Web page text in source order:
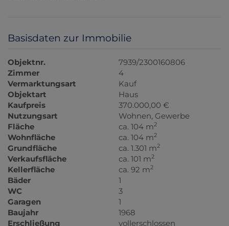
Basisdaten zur Immobilie
Objektnr.
7939/2300160806
Zimmer
4
Vermarktungsart
Kauf
Objektart
Haus
Kaufpreis
370.000,00 €
Nutzungsart
Wohnen Gewerbe
Fläche
ca. 104 m2
Wohnfläche ca. 104 m2
Grundfläche ca. 1.301 m2
Verkaufsfläche ca. 101 m2
Kellerfläche ca. 92 m2
Bäder
1
WC
3
Garagen
1
Baujahr
1968
Erschließung
vollerschlossen